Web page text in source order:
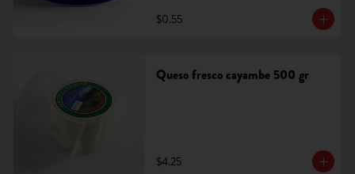
$0.55
Queso fresco cayambe 500 gr
$4.25